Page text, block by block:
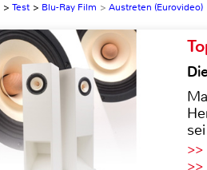
> Test > Blu-Ray Film > Austreten (Eurovideo)
>>
>>